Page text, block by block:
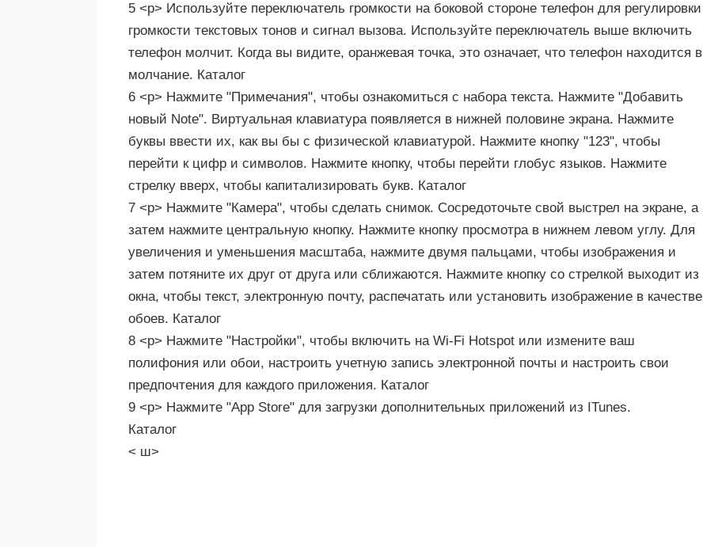
5 <р> Используйте переключатель громкости на боковой стороне телефон для регулировки
громкости текстовых тонов и сигнал вызова. Используйте переключатель выше включить
телефон молчит. Когда вы видите, оранжевая точка, это означает, что телефон находится в
молчание. Каталог
6 <р> Нажмите "Примечания", чтобы ознакомиться с набора текста. Нажмите "Добавить
новый Note". Виртуальная клавиатура появляется в нижней половине экрана. Нажмите
буквы ввести их, как вы бы с физической клавиатурой. Нажмите кнопку "123", чтобы
перейти к цифр и символов. Нажмите кнопку, чтобы перейти глобус языков. Нажмите
стрелку вверх, чтобы капитализировать букв. Каталог
7 <р> Нажмите "Камера", чтобы сделать снимок. Сосредоточьте свой выстрел на экране, а
затем нажмите центральную кнопку. Нажмите кнопку просмотра в нижнем левом углу. Для
увеличения и уменьшения масштаба, нажмите двумя пальцами, чтобы изображения и
затем потяните их друг от друга или сближаются. Нажмите кнопку со стрелкой выходит из
окна, чтобы текст, электронную почту, распечатать или установить изображение в качестве
обоев. Каталог
8 <р> Нажмите "Настройки", чтобы включить на Wi-Fi Hotspot или измените ваш
полифония или обои, настроить учетную запись электронной почты и настроить свои
предпочтения для каждого приложения. Каталог
9 <р> Нажмите "App Store" для загрузки дополнительных приложений из ITunes.
Каталог
< ш>